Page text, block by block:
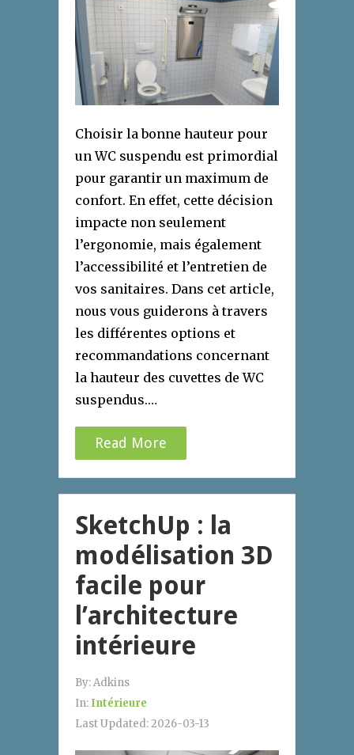
Choisir la bonne hauteur pour
un WC suspendu est primordial
pour garantir un maximum de
confort. En effet, cette décision
impacte non seulement
l’ergonomie, mais également
l’accessibilité et l’entretien de
vos sanitaires. Dans cet article,
nous vous guiderons à travers
les différentes options et
recommandations concernant
la hauteur des cuvettes de WC
suspendus.…
Read More
SketchUp : la
modélisation 3D
facile pour
l’architecture
intérieure
By:Adkins
In: Intérieure
Last Updated:2026-03-13